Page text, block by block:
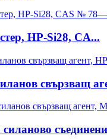
HP-Si28, CA...
свързващ